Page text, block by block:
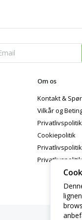
Om os
Kontakt &
Vilkår og
Privatlivspolitik
Cookiepolitik